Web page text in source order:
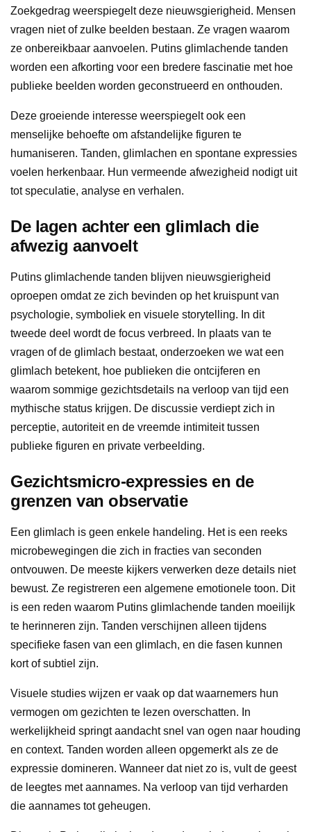
Zoekgedrag weerspiegelt deze nieuwsgierigheid. Mensen
vragen niet of zulke beelden bestaan. Ze vragen waarom
ze onbereikbaar aanvoelen. Putins glimlachende tanden
worden een afkorting voor een bredere fascinatie met hoe
publieke beelden worden geconstrueerd en onthouden.
Deze groeiende interesse weerspiegelt ook een
menselijke behoefte om afstandelijke figuren te
humaniseren. Tanden, glimlachen en spontane expressies
voelen herkenbaar. Hun vermeende afwezigheid nodigt uit
tot speculatie, analyse en verhalen.
De lagen achter een glimlach die
afwezig aanvoelt
Putins glimlachende tanden blijven nieuwsgierigheid
oproepen omdat ze zich bevinden op het kruispunt van
psychologie, symboliek en visuele storytelling. In dit
tweede deel wordt de focus verbreed. In plaats van te
vragen of de glimlach bestaat, onderzoeken we wat een
glimlach betekent, hoe publieken die ontcijferen en
waarom sommige gezichtsdetails na verloop van tijd een
mythische status krijgen. De discussie verdiept zich in
perceptie, autoriteit en de vreemde intimiteit tussen
publieke figuren en private verbeelding.
Gezichtsmicro-expressies en de
grenzen van observatie
Een glimlach is geen enkele handeling. Het is een reeks
microbewegingen die zich in fracties van seconden
ontvouwen. De meeste kijkers verwerken deze details niet
bewust. Ze registreren een algemene emotionele toon. Dit
is een reden waarom Putins glimlachende tanden moeilijk
te herinneren zijn. Tanden verschijnen alleen tijdens
specifieke fasen van een glimlach, en die fasen kunnen
kort of subtiel zijn.
Visuele studies wijzen er vaak op dat waarnemers hun
vermogen om gezichten te lezen overschatten. In
werkelijkheid springt aandacht snel van ogen naar houding
en context. Tanden worden alleen opgemerkt als ze de
expressie domineren. Wanneer dat niet zo is, vult de geest
de leegtes met aannames. Na verloop van tijd verharden
die aannames tot geheugen.